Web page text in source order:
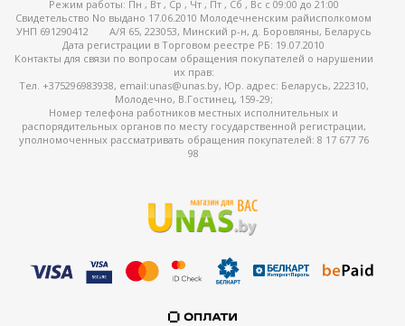
Режим работы: Пн , Вт , Ср , Чт , Пт , Сб , Вс c 09:00 до 21:00
Свидетельство No выдано 17.06.2010 Молодечненским райисполкомом
УНП 691290412
А/Я 65, 223053, Минский р-н, д. Боровляны, Беларусь
Дата регистрации в Торговом реестре РБ: 19.07.2010
Контакты для связи по вопросам обращения покупателей о нарушении
их прав:
Тел. +375296983938, email:unas@unas.by, Юр. адрес: Беларусь, 222310,
Молодечно, В.Гостинец, 159-29;
Номер телефона работников местных исполнительных и
распорядительных органов по месту государственной регистрации,
уполномоченных рассматривать обращения покупателей: 8 17 677 76
98